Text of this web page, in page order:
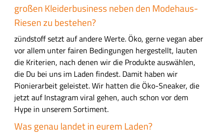
d
s
o
f
f
-
T
e
a
m
großen Kleiderbusiness neben den Modehaus-
Riesen zu bestehen?
zündstoff setzt auf andere Werte. Öko, gerne vegan aber
vor allem unter fairen Bedingungen hergestellt, lauten
die Kriterien, nach denen wir die Produkte auswählen,
die Du bei uns im Laden findest. Damit haben wir
Pionierarbeit geleistet. Wir hatten die Öko-Sneaker, die
jetzt auf Instagram viral gehen, auch schon vor dem
Hype in unserem Sortiment.
Was genau landet in eurem Laden?